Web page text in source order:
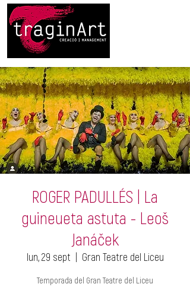
ROGER PADULLÉS | La
guineueta astuta - Leoš
Janáček
lun, 29 sept
  |
Gran Teatre del Liceu
Temporada del Gran Teatre del Liceu